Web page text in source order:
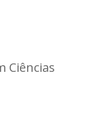
Ciências